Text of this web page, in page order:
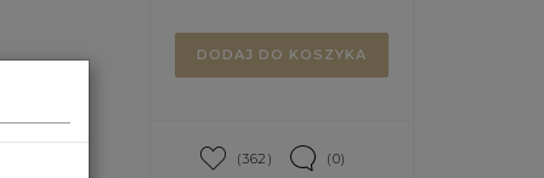
DODAJ DO KOSZYKA
(362) (0)